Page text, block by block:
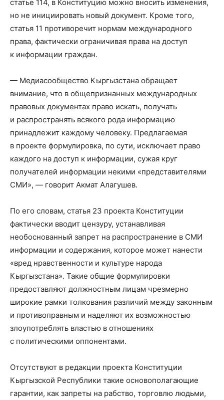
статье 114, в Конституцию можно вносить изменения,
но не инициировать новый документ. Кроме того,
статья 11 противоречит нормам международного
права, фактически ограничивая права на доступ
к информации граждан.
— Медиасообщество Кыргызстана обращает
внимание, что в общепризнанных международных
правовых документах право искать, получать
и распространять всякого рода информацию
принадлежит каждому человеку. Предлагаемая
в проекте формулировка, по сути, исключает право
каждого на доступ к информации, сужая круг
получателей информации некими «представителями
СМИ», — говорит Акмат Алагушев.
По его словам, статья 23 проекта Конституции
фактически вводит цензуру, устанавливая
необоснованный запрет на распространение в СМИ
информации и содержания, которое может нанести
«вред нравственности и культуре народа
Кыргызстана». Такие общие формулировки
предоставляют должностным лицам чрезмерно
широкие рамки толкования различий между законным
и противоправным и наделяют их возможностью
злоупотреблять властью в отношениях
с политическими оппонентами.
Отсутствуют в редакции проекта Конституции
Кыргызской Республики такие основополагающие
гарантии, как запреты на рабство, торговлю людьми,